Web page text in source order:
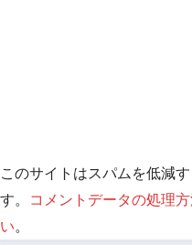
このサイトはスパムを低減
す。
コメントデータの処理
い。